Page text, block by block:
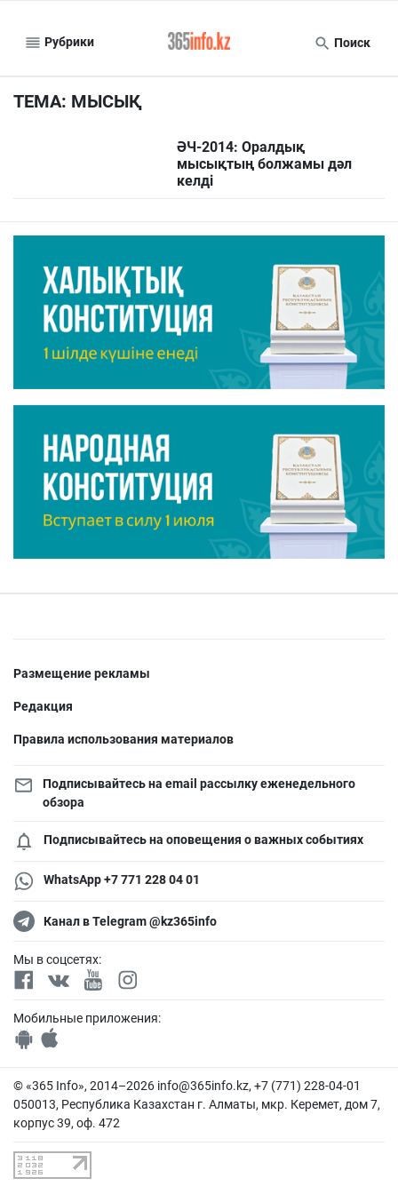
Рубрики Поиск
ТЕМА: МЫСЫҚ
ӘЧ-2014: Оралдық
мысықтың болжамы дәл
келді
Размещение рекламы
Редакция
Правила использования материалов
Подписывайтесь на email рассылку еженедельного
обзора
Подписывайтесь на оповещения о важных событиях
WhatsApp +7 771 228 04 01
Канал в Telegram @kz365info
Мы в соцсетях:
Мобильные приложения:
© «365 Info», 2014–2026 info@365info.kz, +7 (771) 228-04-01
050013, Республика Казахстан г. Алматы, мкр. Керемет, дом 7,
корпус 39, оф. 472